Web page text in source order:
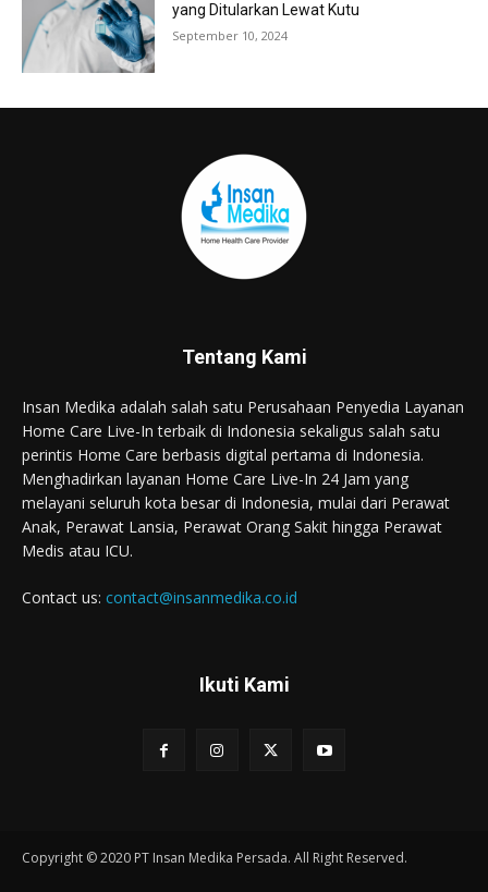
yang Ditularkan Lewat Kutu
September 10, 2024
Tentang Kami
Insan Medika adalah salah satu Perusahaan Penyedia Layanan
Home Care Live-In terbaik di Indonesia sekaligus salah satu
perintis Home Care berbasis digital pertama di Indonesia.
Menghadirkan layanan Home Care Live-In 24 Jam yang
melayani seluruh kota besar di Indonesia, mulai dari Perawat
Anak, Perawat Lansia, Perawat Orang Sakit hingga Perawat
Medis atau ICU.
Contact us: contact@insanmedika.co.id
Ikuti Kami
Copyright © 2020 PT Insan Medika Persada. All Right Reserved.